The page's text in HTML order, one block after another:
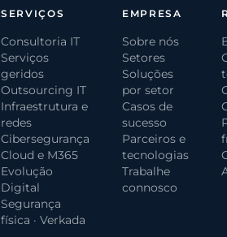
SERVIÇOS
Consultoria IT
Serviços
geridos
Outsourcing IT
Infraestrutura e
redes
Cibersegurança
Cloud e M365
Evolução
Digital
Segurança
física · Verkada
EMPRESA
Sobre nós
Setores
Soluções
por setor
Casos de
sucesso
Parceiros e
tecnologias
Trabalhe
connosco